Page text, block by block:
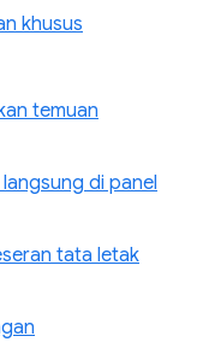
khusus
temuan
di panel
tata letak